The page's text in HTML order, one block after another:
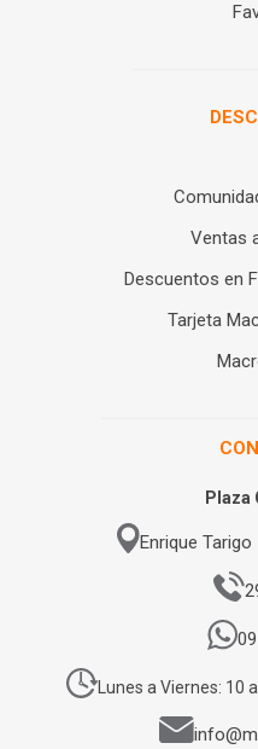
Ventas
Descuentos en
Tarjeta
Plaza
Enrique Tarigo
Lunes a Viernes: 10